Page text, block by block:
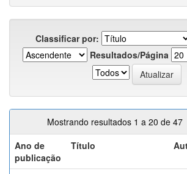
Classificar por:
Resultados/Página
Mostrando resultados 1 a 20 de 47
Ano de
publicação
Título